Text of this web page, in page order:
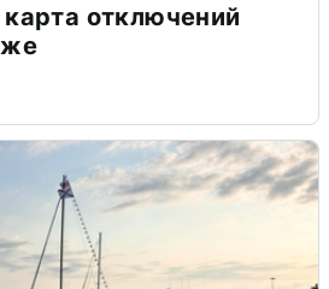
отключений